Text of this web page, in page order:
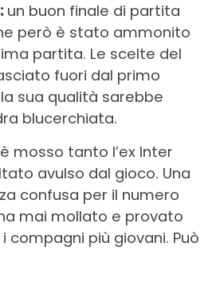
un buon finale di partita
però è stato ammonito
partita. Le scelte del
fuori dal primo
sua qualità sarebbe
blucerchiata.
mosso tanto l’ex Inter
avulso dal gioco. Una
confusa per il numero
mai mollato e provato
compagni più giovani. Può